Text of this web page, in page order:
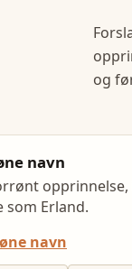
og
navn
opprinnelse,
som Erland.
navn